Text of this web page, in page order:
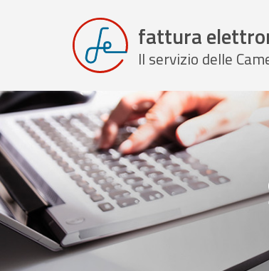
fattura
Il servizio delle